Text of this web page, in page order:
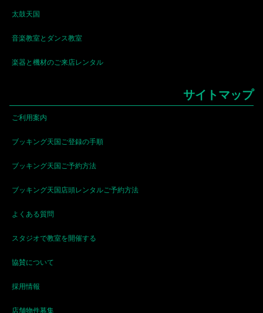
太鼓天国
音楽教室とダンス教室
楽器と機材のご来店レンタル
サイトマップ
ご利用案内
ブッキング天国ご登録の手順
ブッキング天国ご予約方法
ブッキング天国店頭レンタルご予約方法
よくある質問
スタジオで教室を開催する
協賛について
採用情報
店舗物件募集